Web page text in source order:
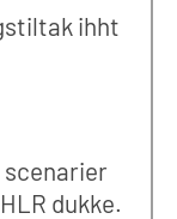
ihht
scenarier
dukke.